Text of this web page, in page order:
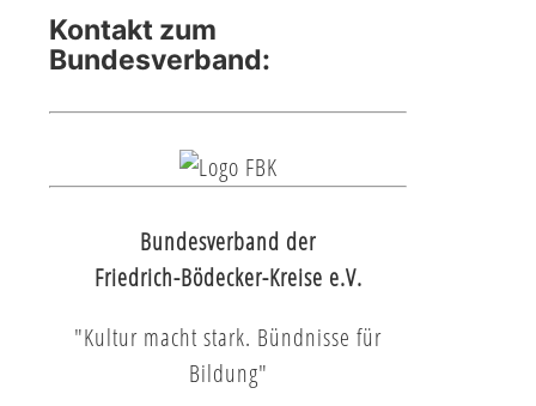
Kontakt zum
Bundesverband:
Bundesverband der
Friedrich-Bödecker-Kreise e.V.
"Kultur macht stark. Bündnisse für
Bildung"